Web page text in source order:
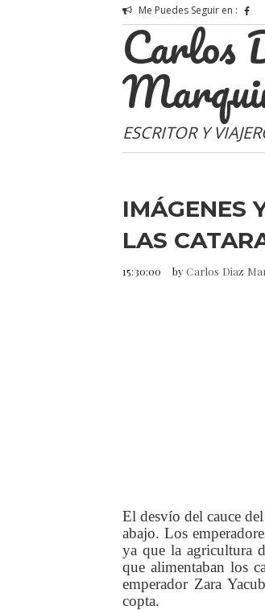
Me Puedes Seguir en :
Carlos
ESCRITOR Y
IMÁGENES
LAS
15:30:00 byCarlos Diaz
El desvío del cauce
abajo. Los
ya que la agricultura
que alimentaban los
emperador Zara
copta.